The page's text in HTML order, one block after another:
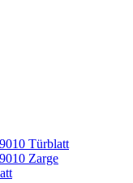
Türblatt
Zarge